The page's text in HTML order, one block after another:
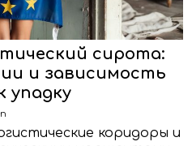
сирота:
и зависимость
упадку
коридоры и